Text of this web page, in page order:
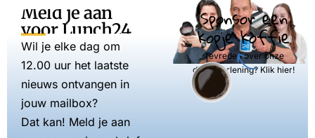
Meld je aan
voor Lunch24
Wil je elke dag om
12.00 uur het laatste
nieuws ontvangen in
jouw mailbox?
Dat kan! Meld je aan
Sponsor een
kopje koffie
Tevreden over onze
dienstverlening? Klik hier!